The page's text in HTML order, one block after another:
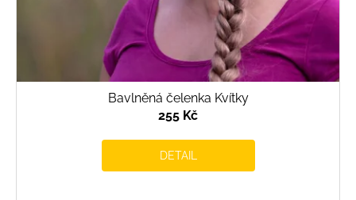
Bavlněná čelenka Kvítky
255 Kč
DETAIL